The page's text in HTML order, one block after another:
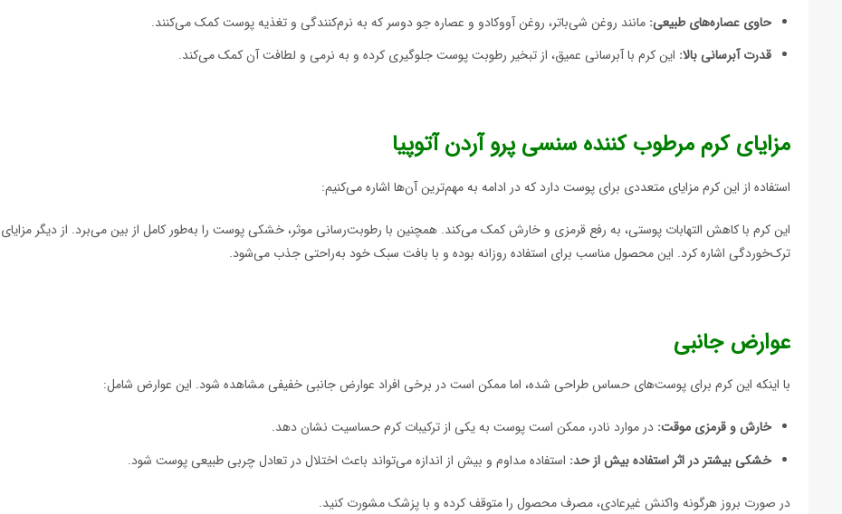
حاوی عصاره‌های طبیعی: مانند روغن شی‌باتر، روغن آووکادو و عصاره جو دوسر که به نرم‌کنندگی و تغذیه پوست کمک می‌کنند.
قدرت آبرسانی بالا: این کرم با آبرسانی عمیق، از تبخیر رطوبت پوست جلوگیری کرده و به نرمی و لطافت آن کمک می‌کند.
مزایای کرم مرطوب کننده سنسی پرو آردن آتوپیا
استفاده از این کرم مزایای متعددی برای پوست دارد که در ادامه به مهم‌ترین آن‌ها اشاره می‌کنیم:
این کرم با کاهش التهابات پوستی، به رفع قرمزی و خارش کمک می‌کند. همچنین با رطوبت‌رسانی موثر، خشکی پوست را به‌طور کامل از بین می‌برد. از دیگر
ترک‌خوردگی اشاره کرد. این محصول مناسب برای استفاده روزانه بوده و با بافت سبک خود به‌راحتی جذب می‌شود.
عوارض جانبی
با اینکه این کرم برای پوست‌های حساس طراحی شده، اما ممکن است در برخی افراد عوارض جانبی خفیفی مشاهده شود. این عوارض شامل:
خارش و قرمزی موقت: در موارد نادر، ممکن است پوست به یکی از ترکیبات کرم حساسیت نشان دهد.
خشکی بیشتر در اثر استفاده بیش از حد: استفاده مداوم و بیش از اندازه می‌تواند باعث اختلال در تعادل چربی طبیعی پوست شود.
در صورت بروز هرگونه واکنش غیرعادی، مصرف محصول را متوقف کرده و با پزشک مشورت کنید.